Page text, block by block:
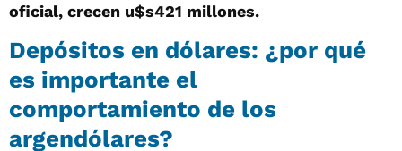
oficial, crecen u$s421 millones.
Depósitos en dólares: ¿por qué
es importante el
comportamiento de los
argendólares?